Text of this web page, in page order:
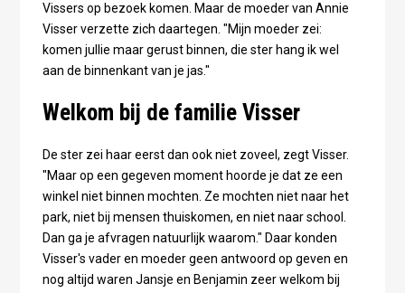
Vissers op bezoek komen. Maar de moeder van Annie
Visser verzette zich daartegen. "Mijn moeder zei:
komen jullie maar gerust binnen, die ster hang ik wel
aan de binnenkant van je jas."
Welkom bij de familie Visser
De ster zei haar eerst dan ook niet zoveel, zegt Visser.
"Maar op een gegeven moment hoorde je dat ze een
winkel niet binnen mochten. Ze mochten niet naar het
park, niet bij mensen thuiskomen, en niet naar school.
Dan ga je afvragen natuurlijk waarom." Daar konden
Visser's vader en moeder geen antwoord op geven en
nog altijd waren Jansje en Benjamin zeer welkom bij